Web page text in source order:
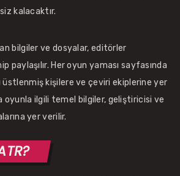
kalacaktır.
bilgiler ve dosyalar, editörler
paylaşılır. Her oyun yaması sayfasında
üstlenmiş kişilere ve çeviri ekiplerine yer
oyunla ilgili temel bilgiler, geliştiricisi ve
yer verilir.